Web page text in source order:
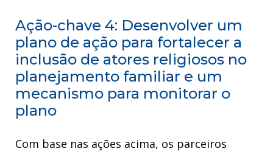
Ação-chave 4: Desenvolver um
plano de ação para fortalecer a
inclusão de atores religiosos no
planejamento familiar e um
mecanismo para monitorar o
plano
Com base nas ações acima, os parceiros